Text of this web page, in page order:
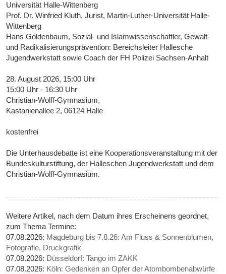
Universität Halle-Wittenberg
Prof. Dr. Winfried Kluth, Jurist, Martin-Luther-Universität Halle-
Wittenberg
Hans Goldenbaum, Sozial- und Islamwissenschaftler, Gewalt-
und Radikalisierungsprävention: Bereichsleiter Hallesche
Jugendwerkstatt sowie Coach der FH Polizei Sachsen-Anhalt
28. August 2026, 15:00 Uhr
15:00 Uhr - 16:30 Uhr
Christian-Wolff-Gymnasium,
Kastanienallee 2, 06124 Halle
kostenfrei
Die Unterhausdebatte ist eine Kooperationsveranstaltung mit der
Bundeskulturstiftung, der Halleschen Jugendwerkstatt und dem
Christian-Wolff-Gymnasium.
Weitere Artikel, nach dem Datum ihres Erscheinens geordnet,
zum Thema Termine:
07.08.2026: Magdeburg bis 7.8.26: Am Fluss & Sonnenblumen,
Fotografie, Druckgrafik
07.08.2026: Düsseldorf: Tango im ZAKK
07.08.2026: Köln: Gedenken an Opfer der Atombombenabwürfe